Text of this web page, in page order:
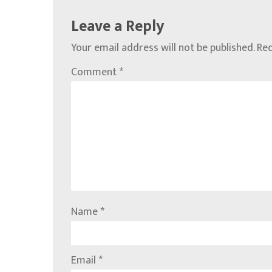
Leave a Reply
Your email address will not be published.
Comment*
Name*
Email*